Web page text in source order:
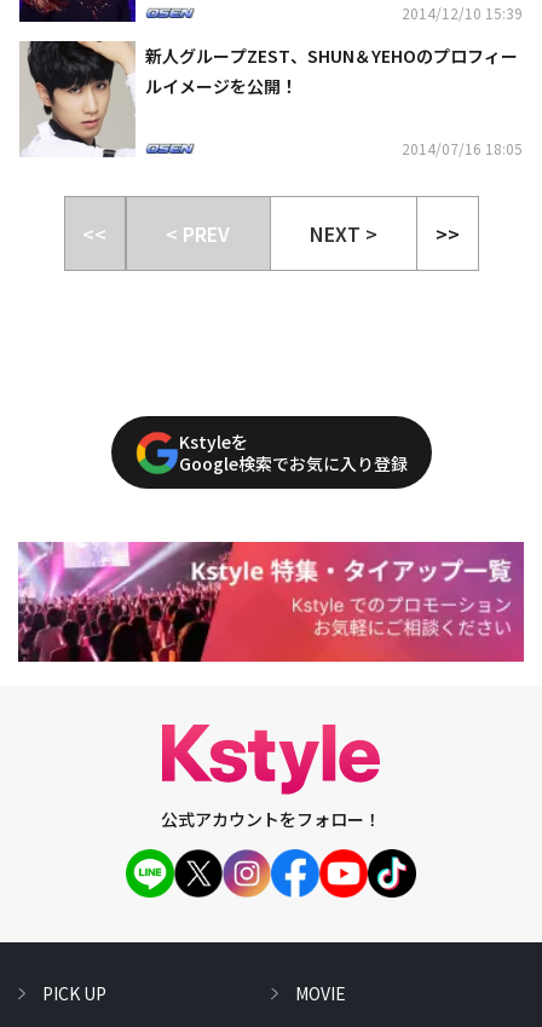
2014/12/10 15:39
新人グループZEST、SHUN＆YEHOのプロフィー
ルイメージを公開！
2014/07/16 18:05
<< < PREV NEXT > >>
Kstyleを
Google検索でお気に入り登録
公式アカウントをフォロー！
PICK UP MOVIE